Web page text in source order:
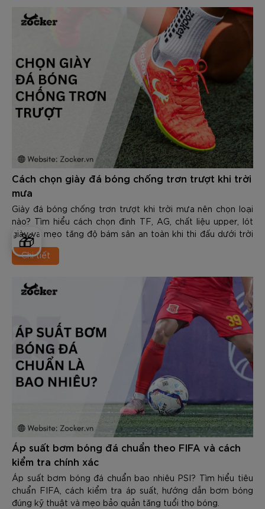
🎁
Cách chọn giày đá bóng chống trơn trượt khi trời
mưa
Giày đá bóng chống trơn trượt khi trời mưa nên chọn loại
nào? Tìm hiểu cách chọn đinh TF, AG, chất liệu upper, lót
giày và mẹo tăng độ bám sân an toàn khi thi đấu dưới trời
mưa.
Chi tiết
Áp suất bơm bóng đá chuẩn theo FIFA và cách
kiểm tra chính xác
Áp suất bơm bóng đá chuẩn bao nhiêu PSI? Tìm hiểu tiêu
chuẩn FIFA, cách kiểm tra áp suất, hướng dẫn bơm bóng
đúng kỹ thuật và mẹo bảo quản tăng tuổi thọ bóng.